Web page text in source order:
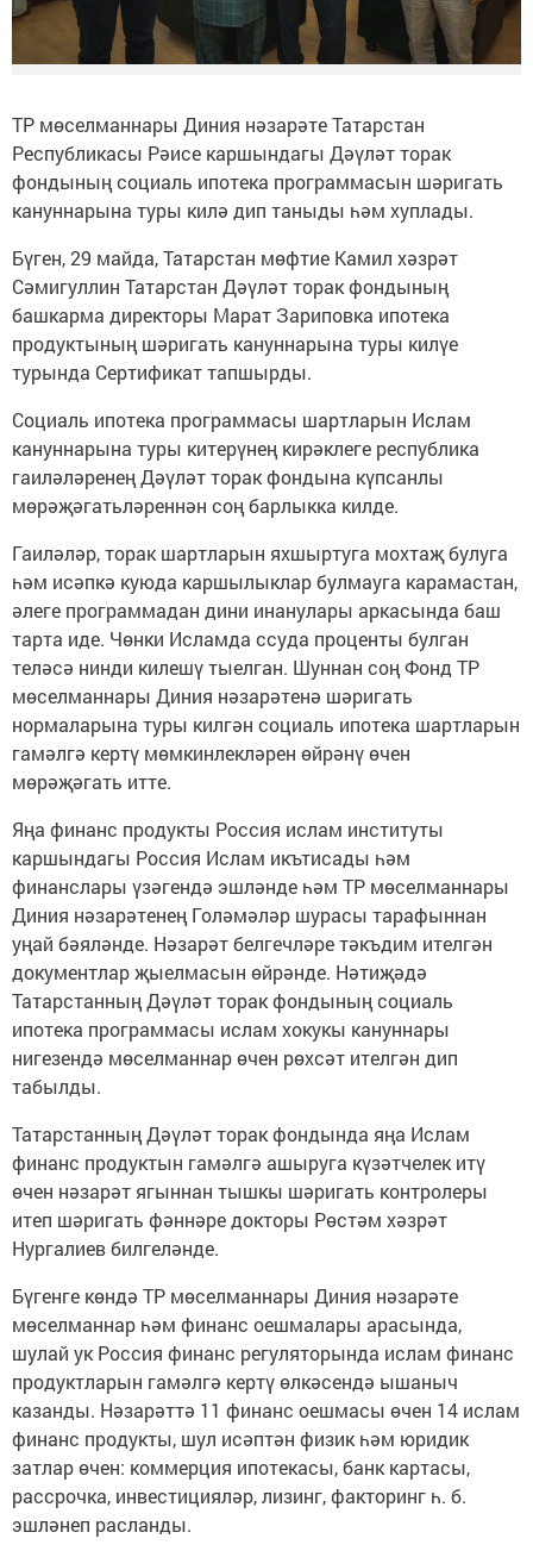
ТР мөселманнары Диния нәзарәте Татарстан
Республикасы Рәисе каршындагы Дәүләт торак
фондының социаль ипотека программасын шәригать
кануннарына туры килә дип таныды һәм хуплады.
Бүген, 29 майда, Татарстан мөфтие Камил хәзрәт
Сәмигуллин Татарстан Дәүләт торак фондының
башкарма директоры Марат Зариповка ипотека
продуктының шәригать кануннарына туры килүе
турында Сертификат тапшырды.
Социаль ипотека программасы шартларын Ислам
кануннарына туры китерүнең кирәклеге республика
гаиләләренең Дәүләт торак фондына күпсанлы
мөрәҗәгатьләреннән соң барлыкка килде.
Гаиләләр, торак шартларын яхшыртуга мохтаҗ булуга
һәм исәпкә куюда каршылыклар булмауга карамастан,
әлеге программадан дини инанулары аркасында баш
тарта иде. Чөнки Исламда ссуда проценты булган
теләсә нинди килешү тыелган. Шуннан соң Фонд ТР
мөселманнары Диния нәзарәтенә шәригать
нормаларына туры килгән социаль ипотека шартларын
гамәлгә кертү мөмкинлекләрен өйрәнү өчен
мөрәҗәгать итте.
Яңа финанс продукты Россия ислам институты
каршындагы Россия Ислам икътисады һәм
финанслары үзәгендә эшләнде һәм ТР мөселманнары
Диния нәзарәтенең Голәмәләр шурасы тарафыннан
уңай бәяләнде. Нәзарәт белгечләре тәкъдим ителгән
документлар җыелмасын өйрәнде. Нәтиҗәдә
Татарстанның Дәүләт торак фондының социаль
ипотека программасы ислам хокукы кануннары
нигезендә мөселманнар өчен рөхсәт ителгән дип
табылды.
Татарстанның Дәүләт торак фондында яңа Ислам
финанс продуктын гамәлгә ашыруга күзәтчелек итү
өчен нәзарәт ягыннан тышкы шәригать контролеры
итеп шәригать фәннәре докторы Рөстәм хәзрәт
Нургалиев билгеләнде.
Бүгенге көндә ТР мөселманнары Диния нәзарәте
мөселманнар һәм финанс оешмалары арасында,
шулай ук Россия финанс регуляторында ислам финанс
продуктларын гамәлгә кертү өлкәсендә ышаныч
казанды. Нәзарәттә 11 финанс оешмасы өчен 14 ислам
финанс продукты, шул исәптән физик һәм юридик
затлар өчен: коммерция ипотекасы, банк картасы,
рассрочка, инвестицияләр, лизинг, факторинг һ. б.
эшләнеп расланды.